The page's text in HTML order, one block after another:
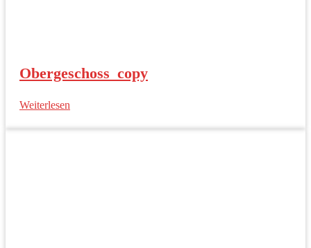
Obergeschoss_copy
Weiterlesen